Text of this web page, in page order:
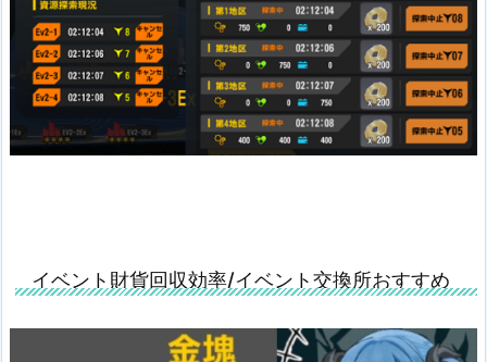
イベント財貨回収効率/イベント交換所おすすめ